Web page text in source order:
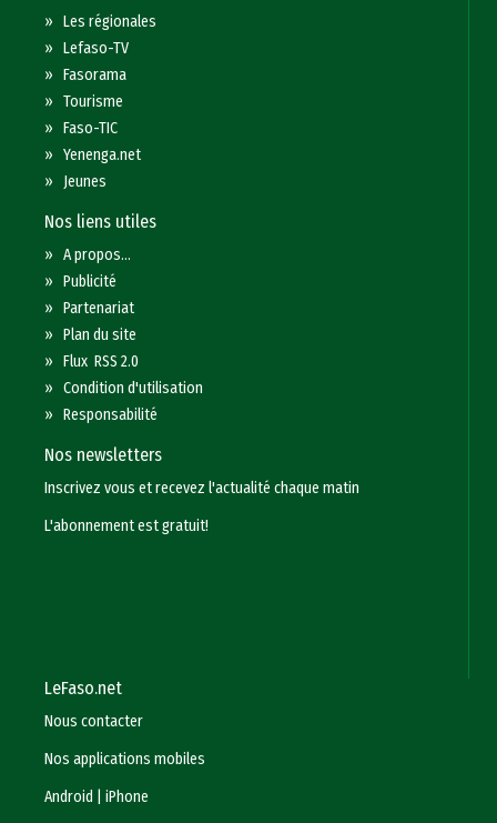
»Les régionales
»Lefaso-TV
»Fasorama
»Tourisme
»Faso-TIC
»Yenenga.net
» Jeunes
Nos liens utiles
»A propos...
»Publicité
»Partenariat
»Plan du site
»Flux RSS 2.0
»Condition d'utilisation
»Responsabilité
Nos newsletters
Inscrivez vous et recevez l'actualité chaque matin
L'abonnement est gratuit!
LeFaso.net
Nous contacter
Nos applications mobiles
Android
|iPhone